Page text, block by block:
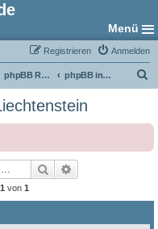
Menü
Anmelden
Registrieren
phpBB Regional phpBB in der Schweiz und Liechtenstein
e
Suche
1 von 1